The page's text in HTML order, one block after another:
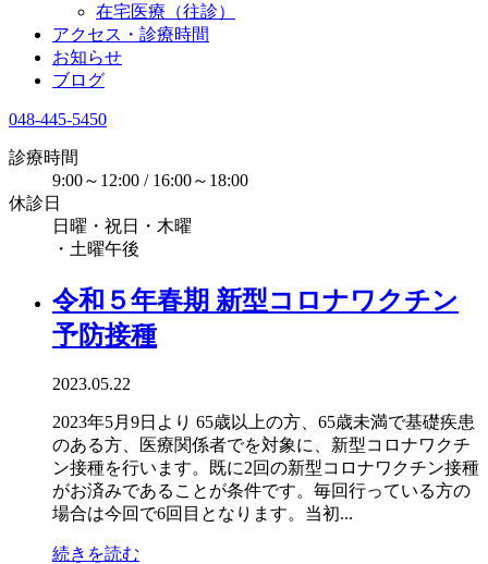
在宅医療（往診）
アクセス・診療時間
お知らせ
ブログ
048-445-5450
診療時間
9:00～12:00 / 16:00～18:00
休診日
日曜・祝日・木曜
・土曜午後
令和５年春期 新型コロナワクチン
予防接種
2023.05.22
2023年5月9日より 65歳以上の方、65歳未満で基礎疾患
のある方、医療関係者でを対象に、新型コロナワクチ
ン接種を行います。既に2回の新型コロナワクチン接種
がお済みであることが条件です。毎回行っている方の
場合は今回で6回目となります。当初...
続きを読む